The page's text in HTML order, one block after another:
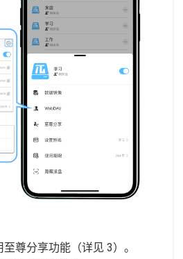
分享功能（详见 3）。